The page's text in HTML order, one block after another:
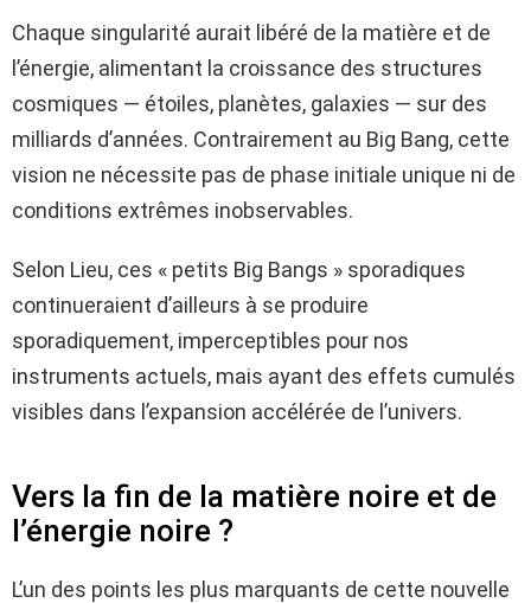
Chaque singularité aurait libéré de la matière et de
l’énergie, alimentant la croissance des structures
cosmiques — étoiles, planètes, galaxies — sur des
milliards d’années. Contrairement au Big Bang, cette
vision ne nécessite pas de phase initiale unique ni de
conditions extrêmes inobservables.
Selon Lieu, ces « petits Big Bangs » sporadiques
continueraient d’ailleurs à se produire
sporadiquement, imperceptibles pour nos
instruments actuels, mais ayant des effets cumulés
visibles dans l’expansion accélérée de l’univers.
Vers la fin de la matière noire et de
l’énergie noire ?
L’un des points les plus marquants de cette nouvelle